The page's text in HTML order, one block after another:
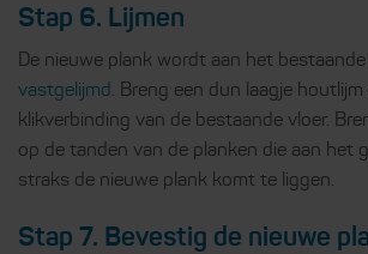
Stap 6. Lijmen
De nieuwe plank wordt aan het
vastgelijmd. Breng een dun laagje
klikverbinding van de bestaande vloer.
op de tanden van de planken die aan het
straks de nieuwe plank komt te liggen.
Stap 7. Bevestig de nieuwe